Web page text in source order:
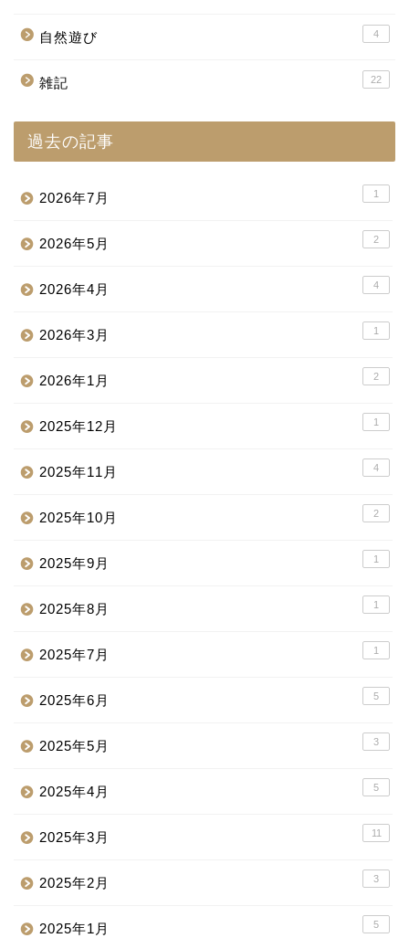
自然遊び 4
雑記 22
過去の記事
2026年7月 1
2026年5月 2
2026年4月 4
2026年3月 1
2026年1月 2
2025年12月 1
2025年11月 4
2025年10月 2
2025年9月 1
2025年8月 1
2025年7月 1
2025年6月 5
2025年5月 3
2025年4月 5
2025年3月 11
2025年2月 3
2025年1月 5